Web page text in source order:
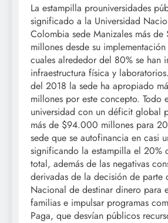
La estampilla prouniversidades
significado a la Universidad
Colombia sede Manizales más
millones desde su
cuales alrededor del 80% se han
infraestructura física y
del 2018 la sede ha apropiado
millones por este concepto. Todo
universidad con un déficit global
más de $94.000 millones para
sede que se autofinancia en casi
significando la estampilla el 20%
total, además de las negativas
derivadas de la decisión de parte
Nacional de destinar dinero para
familias e impulsar programas
Paga, que desvían públicos